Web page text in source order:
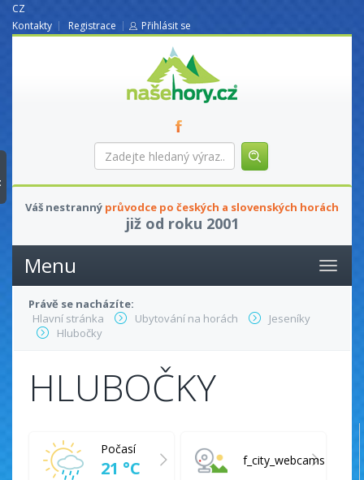
CZ
Kontakty
Registrace Přihlásit se
nasehory.cz
Zadejte
hledaný
Váš nestranný průvodce po českých a slovenských horách
již od roku 2001
Menu
Právě se nacházíte:
Hlavní stránka
Ubytování na horách
Jeseníky
Hlubočky
HLUBOČKY
Počasí
21 °C f_city_webcams